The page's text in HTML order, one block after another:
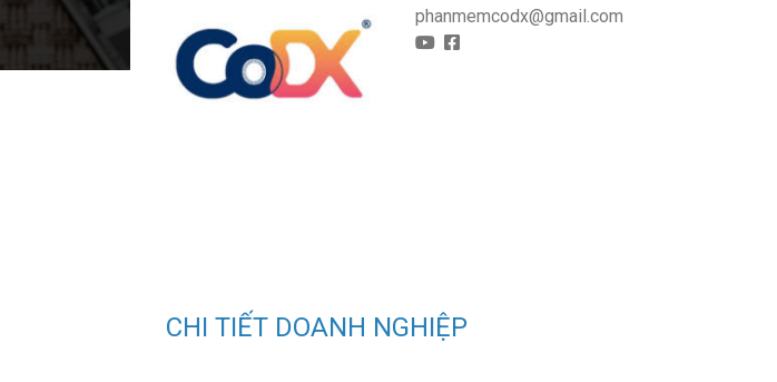
phanmemcodx@gmail.com
CHI TIẾT DOANH NGHIỆP